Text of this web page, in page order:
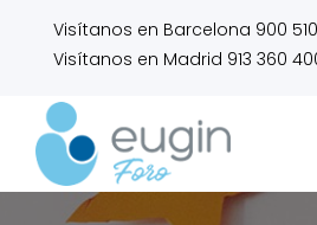
Visítanos en Barcelona 900
Visítanos en Madrid 913 360